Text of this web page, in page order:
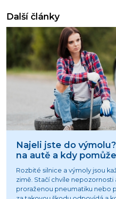
Další články
Najeli jste do
na autě a kdy
Rozbité silnice a výmoly jsou
zimě. Stačí chvíle nepozornosti
proraženou pneumatiku nebo